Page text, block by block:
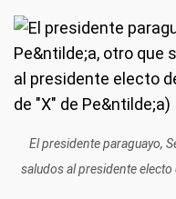
El presidente paraguayo,
saludos al presidente electo